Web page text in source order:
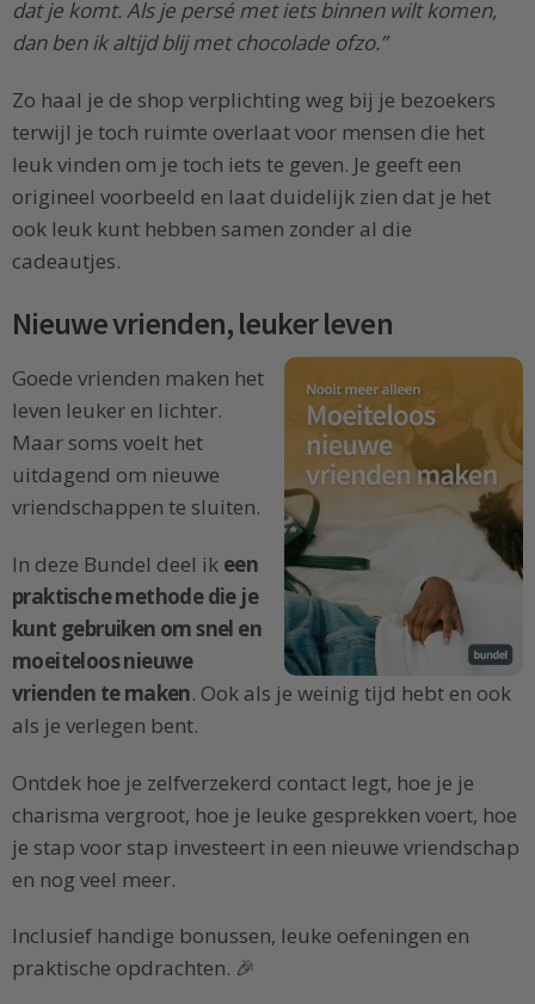
dat je komt. Als je persé met iets binnen wilt komen,
dan ben ik altijd blij met chocolade ofzo.”
Zo haal je de shop verplichting weg bij je bezoekers
terwijl je toch ruimte overlaat voor mensen die het
leuk vinden om je toch iets te geven. Je geeft een
origineel voorbeeld en laat duidelijk zien dat je het
ook leuk kunt hebben samen zonder al die
cadeautjes.
Nieuwe vrienden, leuker leven
Goede vrienden maken het
leven leuker en lichter.
Maar soms voelt het
uitdagend om nieuwe
vriendschappen te sluiten.
In deze Bundel deel ik een
praktische methode die je
kunt gebruiken om snel en
moeiteloos nieuwe
vrienden te maken. Ook als je weinig tijd hebt en ook
als je verlegen bent.
Ontdek hoe je zelfverzekerd contact legt, hoe je je
charisma vergroot, hoe je leuke gesprekken voert, hoe
je stap voor stap investeert in een nieuwe vriendschap
en nog veel meer.
Inclusief handige bonussen, leuke oefeningen en
praktische opdrachten. 🎉